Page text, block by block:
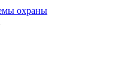
охраны